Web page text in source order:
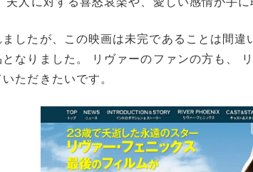
したが、この映画は未完であることは間
となりました。 リヴァーのファンの方も、
ただきたいです。